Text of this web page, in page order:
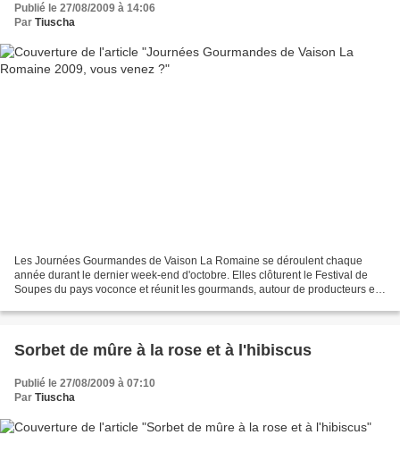
Publié le 27/08/2009 à 14:06
Par Tiuscha
Les Journées Gourmandes de Vaison La Romaine se déroulent chaque
année durant le dernier week-end d'octobre. Elles clôturent le Festival de
Soupes du pays voconce et réunit les gourmands, autour de producteurs et
Sorbet de mûre à la rose et à l'hibiscus
Publié le 27/08/2009 à 07:10
Par Tiuscha